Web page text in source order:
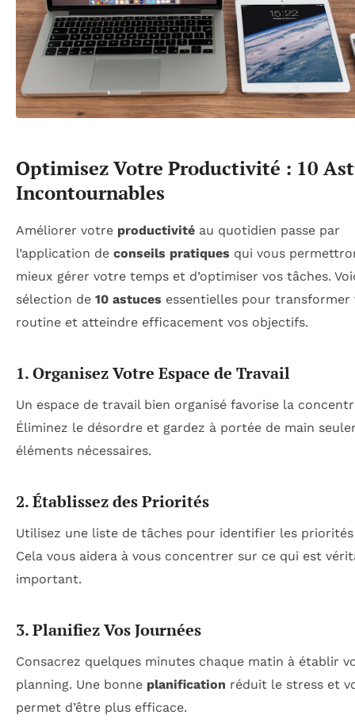
Optimisez Votre Productivité : 10
Incontournables
Améliorer votre productivité au quotidien passe par
l’application de conseils pratiques qui vous
mieux gérer votre temps et d’optimiser vos tâches.
sélection de 10 astuces essentielles pour transformer
routine et atteindre efficacement vos objectifs.
1. Organisez Votre Espace de Travail
Un espace de travail bien organisé favorise la
Éliminez le désordre et gardez à portée de main
éléments nécessaires.
2. Établissez des Priorités
Utilisez une liste de tâches pour identifier les
Cela vous aidera à vous concentrer sur ce qui est
important.
3. Planifiez Vos Journées
Consacrez quelques minutes chaque matin à établir
planning. Une bonne planification réduit le stress et
permet d’être plus efficace.